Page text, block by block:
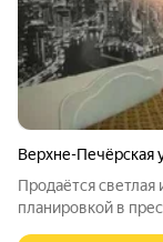
Верхне-Печёрская
Продаётся светлая
планировкой в